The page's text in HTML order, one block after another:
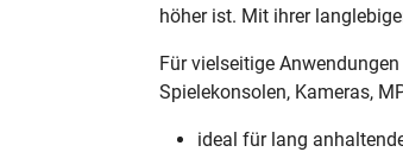
höher ist. Mit ihrer
Für vielseitige
Spielekonsolen, Kameras,
ideal für lang